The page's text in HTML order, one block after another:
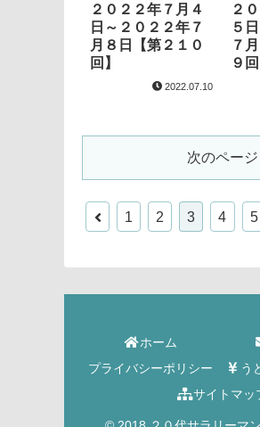
２０２２年７月４
日～２０２２年７
月８日【第２１０
回】
2022.07.10
２
５
７
９回
次のページ
1 2 3 4 5
ホーム
プライバシーポリシー
う
サイトマッ